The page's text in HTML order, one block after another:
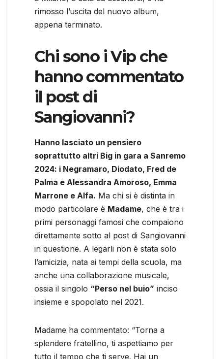
rimosso l’uscita del nuovo album,
appena terminato.
Chi sono i Vip che
hanno commentato
il post di
Sangiovanni?
Hanno lasciato un pensiero
soprattutto altri Big in gara a Sanremo
2024: i Negramaro, Diodato, Fred de
Palma e Alessandra Amoroso, Emma
Marrone e Alfa. Ma chi si è distinta in
modo particolare è Madame, che è tra i
primi personaggi famosi che compaiono
direttamente sotto al post di Sangiovanni
in questione. A legarli non è stata solo
l’amicizia, nata ai tempi della scuola, ma
anche una collaborazione musicale,
ossia il singolo “Perso nel buio” inciso
insieme e spopolato nel 2021.
Madame ha commentato: “Torna a
splendere fratellino, ti aspettiamo per
tutto il tempo che ti serve. Hai un